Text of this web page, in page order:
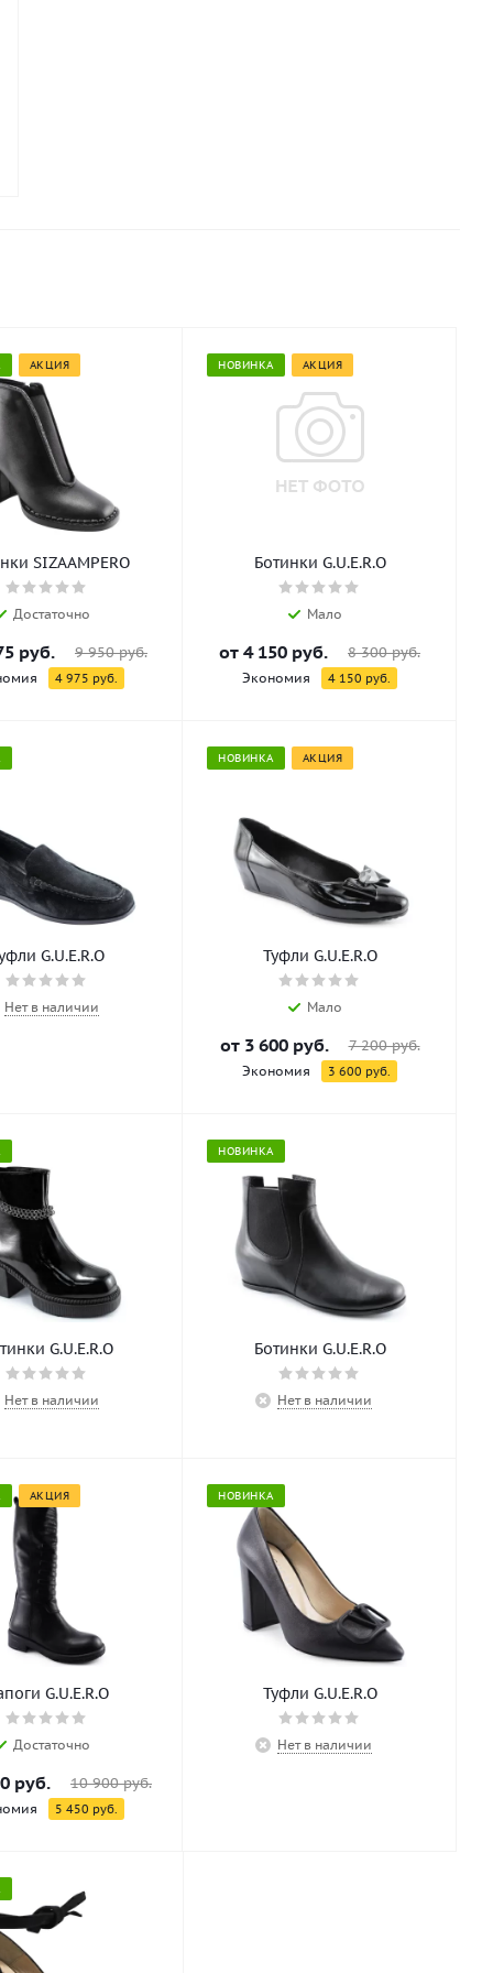
АКЦИЯ
SIZAAMPERO
Достаточно
руб. 9 950 руб.
4 975 руб.
НОВИНКА АКЦИЯ
Ботинки G.U.E.R.O
Мало
от 4 150 руб. 8 300 руб.
Экономия 4 150 руб.
Туфли G.U.E.R.O
Нет в наличии
НОВИНКА АКЦИЯ
Туфли G.U.E.R.O
Мало
от 3 600 руб. 7 200 руб.
Экономия 3 600 руб.
Ботинки G.U.E.R.O
Нет в наличии
НОВИНКА
Ботинки G.U.E.R.O
Нет в наличии
АКЦИЯ
Сапоги G.U.E.R.O
Достаточно
руб. 10 900 руб.
5 450 руб.
НОВИНКА
Туфли G.U.E.R.O
Нет в наличии